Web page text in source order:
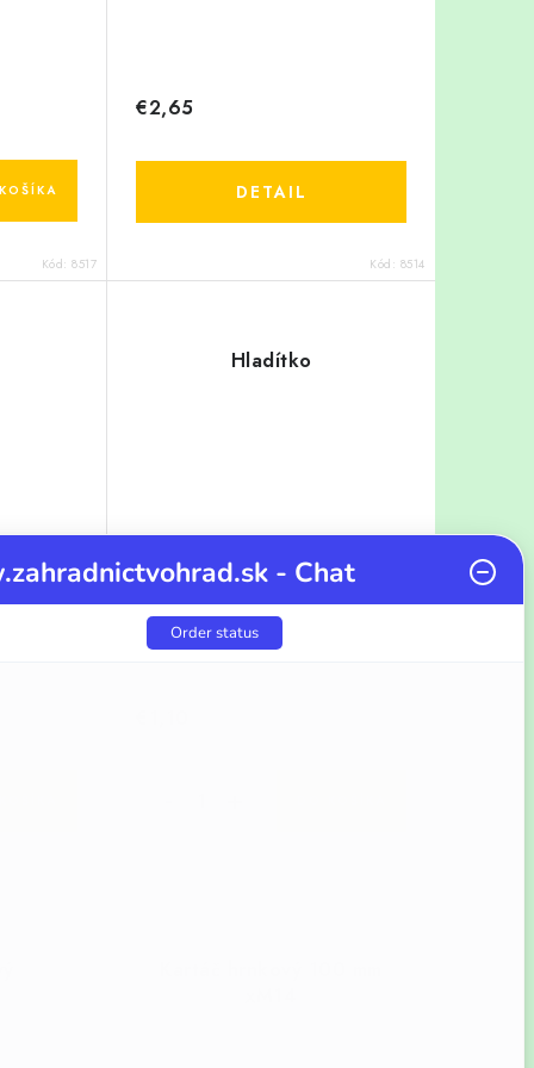
Kód:8517
€2,65
DETAIL
Kód: 8514
Hladítko
- Chat
Order status